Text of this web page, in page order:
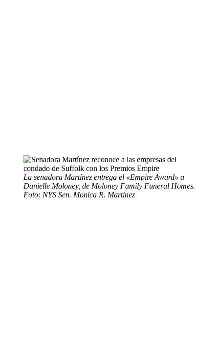
La senadora Martínez entrega el «Empire Award» a
Danielle Moloney, de Moloney Family Funeral Homes.
Foto: NYS Sen. Monica R. Martinez